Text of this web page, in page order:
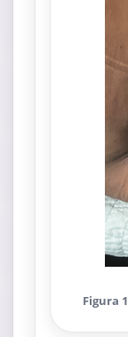
Figura 1